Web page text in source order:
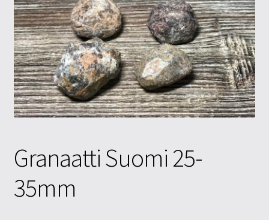
Oma tili
Ostoskori
Tietosuojaseloste
Tuotteet
Granaatti Suomi 25-
35mm